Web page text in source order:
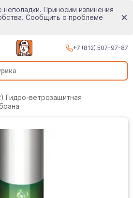
Приносим извинения
Сообщить о проблеме
+7 (812) 507-97-87
Гидро-ветрозащитная